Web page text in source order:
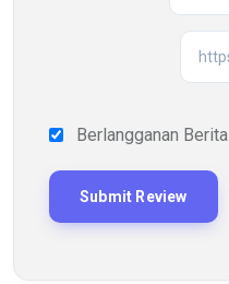
Berlangganan Berita